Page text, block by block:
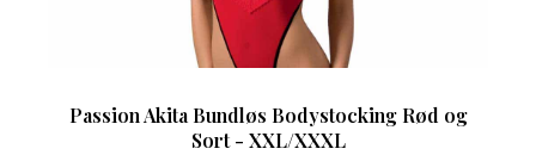
Passion Akita Bundløs Bodystocking Rød og
Sort - XXL/XXXL